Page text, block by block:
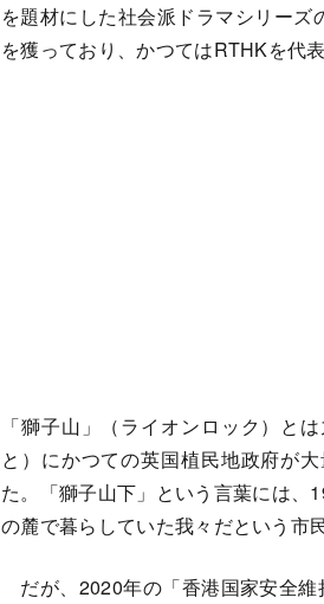
を題材にした社会派ドラマシリー
を獲っており、かつてはRTHKを代
「獅子山」（ライオンロック）と
と）にかつての英国植民地政府が
た。「獅子山下」という言葉には、
の麓で暮らしていた我々だという市
だが、2020年の「香港国家安全